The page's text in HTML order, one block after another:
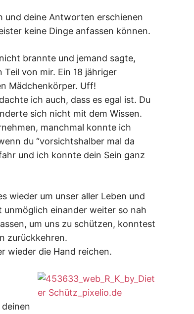
und deine Antworten erschienen
keine Dinge anfassen können.
brannte und jemand sagte,
von mir. Ein 18 jähriger
Mädchenkörper. Uff!
ich auch, dass es egal ist. Du
sich nicht mit dem Wissen.
manchmal konnte ich
du “vorsichtshalber mal da
und ich konnte dein Sein ganz
wieder um unser aller Leben und
einander weiter so nah
um uns zu schützen, konntest
zurückkehren.
wieder die Hand reichen.